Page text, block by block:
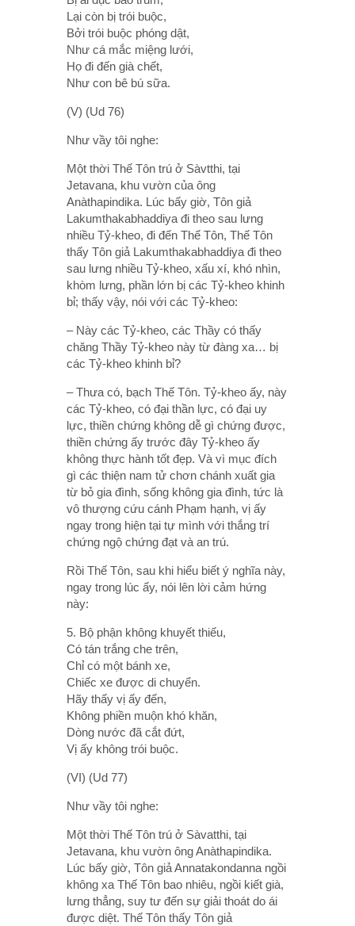
Lại còn bị trói buộc,
Bởi trói buộc phóng dật,
Như cá mắc miệng lưới,
Họ đi đến già chết,
Như con bê bú sữa.
(V) (Ud 76)
Như vầy tôi nghe:
Một thời Thế Tôn trú ở Sàvtthi, tại
Jetavana, khu vườn của ông
Anàthapindika. Lúc bấy giờ, Tôn giả
Lakumthakabhaddiya đi theo sau lưng
nhiều Tỷ-kheo, đi đến Thế Tôn, Thế Tôn
thấy Tôn giả Lakumthakabhaddiya đi theo
sau lưng nhiều Tỷ-kheo, xấu xí, khó nhìn,
khòm lưng, phần lớn bị các Tỷ-kheo khinh
bỉ; thấy vậy, nói với các Tỷ-kheo:
– Này các Tỷ-kheo, các Thầy có thấy
chăng Thầy Tỷ-kheo này từ đàng xa… bị
các Tỷ-kheo khinh bỉ?
– Thưa có, bạch Thế Tôn. Tỷ-kheo ấy, này
các Tỷ-kheo, có đại thần lực, có đại uy
lực, thiền chứng không dễ gì chứng được,
thiền chứng ấy trước đây Tỷ-kheo ấy
không thực hành tốt đẹp. Và vì mục đích
gì các thiện nam tử chơn chánh xuất gia
từ bỏ gia đình, sống không gia đình, tức là
vô thượng cứu cánh Phạm hạnh, vị ấy
ngay trong hiện tại tự mình với thắng trí
chứng ngộ chứng đạt và an trú.
Rồi Thế Tôn, sau khi hiểu biết ý nghĩa này,
ngay trong lúc ấy, nói lên lời cảm hứng
này:
5. Bộ phận không khuyết thiếu,
Có tán trắng che trên,
Chỉ có một bánh xe,
Chiếc xe được di chuyển.
Hãy thấy vị ấy đến,
Không phiền muộn khó khăn,
Dòng nước đã cắt đứt,
Vị ấy không trói buộc.
(VI) (Ud 77)
Như vầy tôi nghe:
Một thời Thế Tôn trú ở Sàvatthi, tại
Jetavana, khu vườn ông Anàthapindika.
Lúc bấy giờ, Tôn giả Annatakondanna ngồi
không xa Thế Tôn bao nhiêu, ngồi kiết già,
lưng thẳng, suy tư đến sự giải thoát do ái
được diệt. Thế Tôn thấy Tôn giả